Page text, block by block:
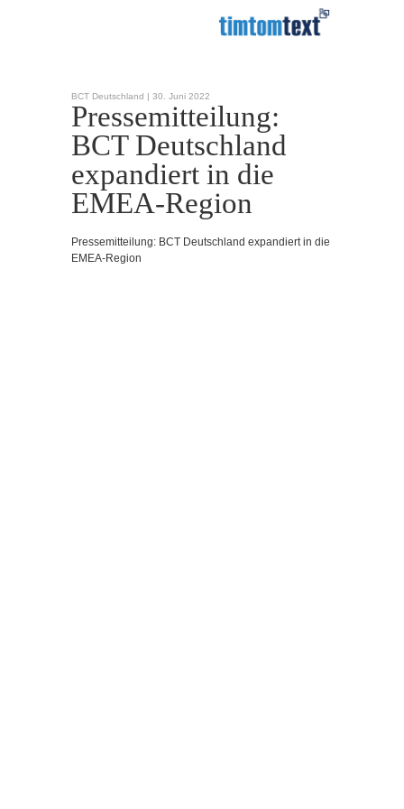
BCT Deutschland | 30. Juni 2022
Pressemitteilung:
BCT Deutschland
expandiert in die
EMEA-Region
Pressemitteilung: BCT Deutschland expandiert in die
EMEA-Region